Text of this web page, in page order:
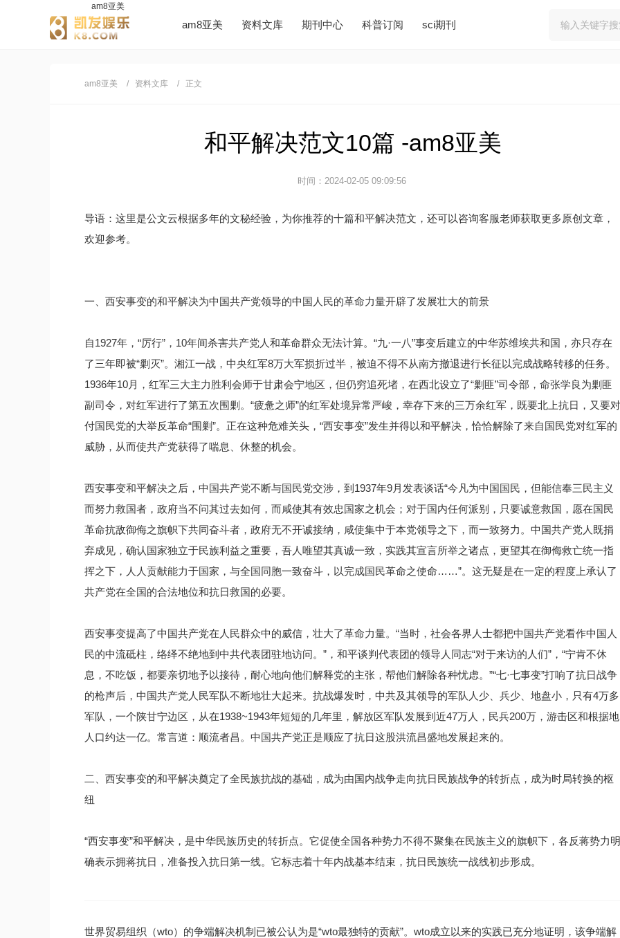
am8亚美
am8亚美 资料文库 期刊中心 科普订阅 sci期刊
am8亚美 资料文库 正文
和平解决范文10篇 -am8亚美
时间：2024-02-05 09:09:56
导语：这里是公文云根据多年的文秘经验，为你推荐的十篇和平解决范文，还可以咨询客服老师获取更多原创文章，
欢迎参考。
一、西安事变的和平解决为中国共产党领导的中国人民的革命力量开辟了发展壮大的前景
自1927年，“厉行”，10年间杀害共产党人和革命群众无法计算。“九·一八”事变后建立的中华苏维埃共和国，亦只存在
了三年即被“剿灭”。湘江一战，中央红军8万大军损折过半，被迫不得不从南方撤退进行长征以完成战略转移的任务。
1936年10月，红军三大主力胜利会师于甘肃会宁地区，但仍穷追死堵，在西北设立了“剿匪”司令部，命张学良为剿匪
副司令，对红军进行了第五次围剿。“疲惫之师”的红军处境异常严峻，幸存下来的三万余红军，既要北上抗日，又要对
付国民党的大举反革命“围剿”。正在这种危难关头，“西安事变”发生并得以和平解决，恰恰解除了来自国民党对红军的
威胁，从而使共产党获得了喘息、休整的机会。
西安事变和平解决之后，中国共产党不断与国民党交涉，到1937年9月发表谈话“今凡为中国国民，但能信奉三民主义
而努力救国者，政府当不问其过去如何，而咸使其有效忠国家之机会；对于国内任何派别，只要诚意救国，愿在国民
革命抗敌御侮之旗帜下共同奋斗者，政府无不开诚接纳，咸使集中于本党领导之下，而一致努力。中国共产党人既捐
弃成见，确认国家独立于民族利益之重要，吾人唯望其真诚一致，实践其宣言所举之诸点，更望其在御侮救亡统一指
挥之下，人人贡献能力于国家，与全国同胞一致奋斗，以完成国民革命之使命……”。这无疑是在一定的程度上承认了
共产党在全国的合法地位和抗日救国的必要。
西安事变提高了中国共产党在人民群众中的威信，壮大了革命力量。“当时，社会各界人士都把中国共产党看作中国人
民的中流砥柱，络绎不绝地到中共代表团驻地访问。”，和平谈判代表团的领导人同志“对于来访的人们”，“宁肯不休
息，不吃饭，都要亲切地予以接待，耐心地向他们解释党的主张，帮他们解除各种忧虑。”“七·七事变”打响了抗日战争
的枪声后，中国共产党人民军队不断地壮大起来。抗战爆发时，中共及其领导的军队人少、兵少、地盘小，只有4万多
军队，一个陕甘宁边区，从在1938~1943年短短的几年里，解放区军队发展到近47万人，民兵200万，游击区和根据地
人口约达一亿。常言道：顺流者昌。中国共产党正是顺应了抗日这股洪流昌盛地发展起来的。
二、西安事变的和平解决奠定了全民族抗战的基础，成为由国内战争走向抗日民族战争的转折点，成为时局转换的枢
纽
“西安事变”和平解决，是中华民族历史的转折点。它促使全国各种势力不得不聚集在民族主义的旗帜下，各反蒋势力明
确表示拥蒋抗日，准备投入抗日第一线。它标志着十年内战基本结束，抗日民族统一战线初步形成。
世界贸易组织（wto）的争端解决机制已被公认为是“wto最独特的贡献”。wto成立以来的实践已充分地证明，该争端解